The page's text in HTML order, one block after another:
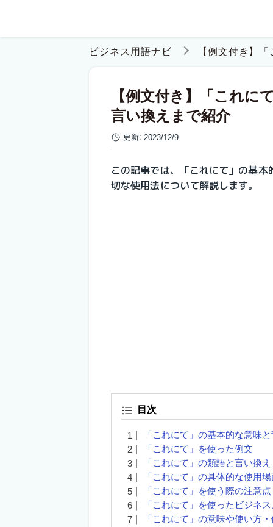
ビジネス用語ナビ 【例文付き】
【例文付き】「これに
言い換えまで紹介
更新: 2023/12/9
この記事では、「これにて」の基
切な使用法について解説します。
目次
「これにて」の基本的な意味
「これにて」を使った例文
「これにて」の類語と言い換え
「これにて」の具体的な使用
「これにて」を使う際の注意点
「これにて」を使ったビジネ
「これにて」の意味や使い方